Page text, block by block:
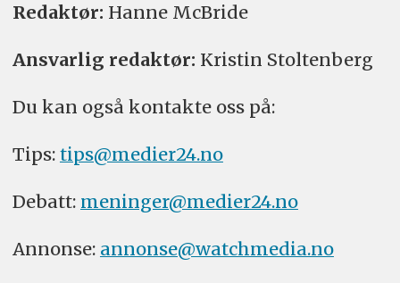
Redaktør: Hanne McBride
Ansvarlig redaktør: Kristin Stoltenberg
Du kan også kontakte oss på:
Tips: tips@medier24.no
Debatt: meninger@medier24.no
Annonse: annonse@watchmedia.no